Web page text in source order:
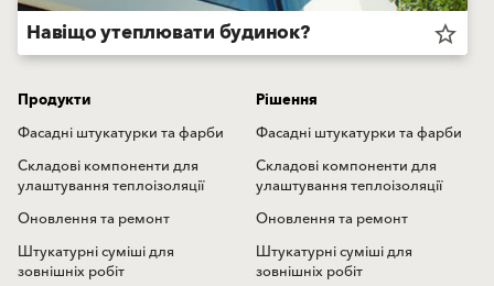
Навіщо утеплювати будинок? star_border
Продукти
Фасадні штукатурки та фарби
Складові компоненти для
улаштування теплоізоляції
Оновлення та ремонт
Штукатурні суміші для
зовнішніх робіт
Рішення
Фасадні штукатурки та фарби
Складові компоненти для
улаштування теплоізоляції
Оновлення та ремонт
Штукатурні суміші для
зовнішніх робіт